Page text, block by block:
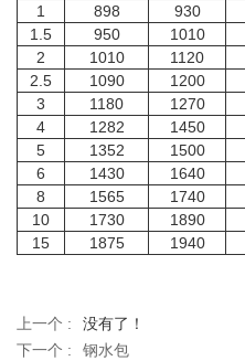
1
898 930
1.5
950 1010
2
1010 1120
2.5
1090 1200
3
1180 1270
4
1282 1450
5
1352 1500
6
1430 1640
8
1565 1740
10
1730 1890
15
1875 1940
上一个 :
没有了！
下一个 :
钢水包